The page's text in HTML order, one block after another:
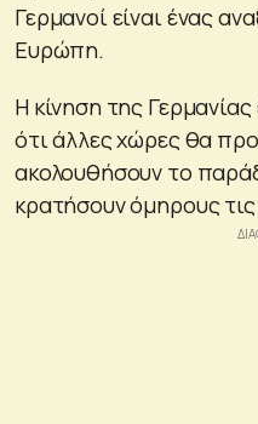
Γερμανοί είναι ένας
Ευρώπη.
Η κίνηση της
ότι άλλες χώρες θα
ακολουθήσουν το
κρατήσουν όμηρους